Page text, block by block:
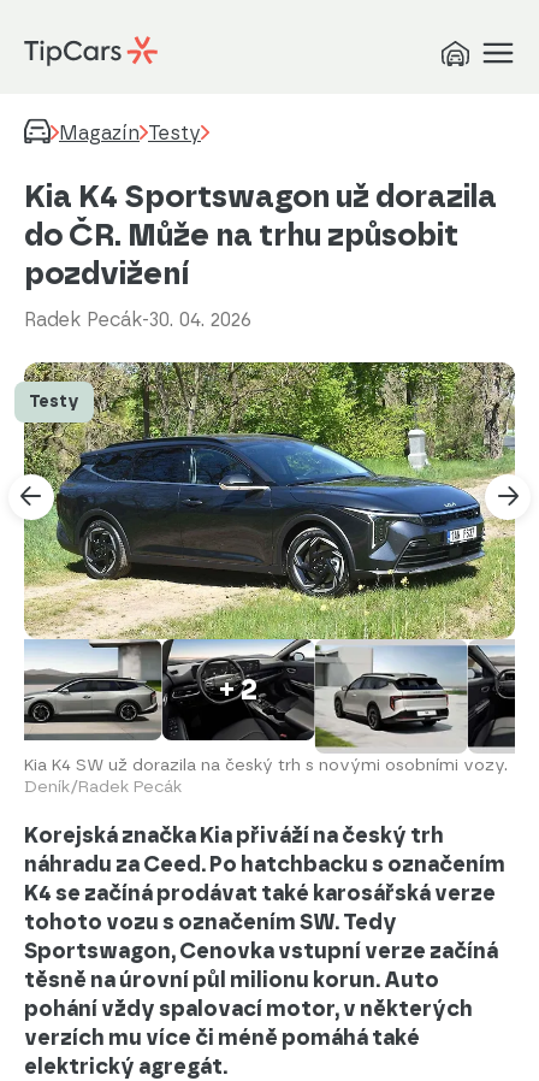
Magazín Testy
Kia K4 Sportswagon už dorazila
do ČR. Může na trhu způsobit
pozdvižení
Radek Pecák-30. 04. 2026
+ 2
Kia K4 SW už dorazila na český trh s novými osobními vozy.
Deník/Radek Pecák
Testy
Korejská značka Kia přiváží na český trh
náhradu za Ceed. Po hatchbacku s označením
K4 se začíná prodávat také karosářská verze
tohoto vozu s označením SW. Tedy
Sportswagon, Cenovka vstupní verze začíná
těsně na úrovní půl milionu korun. Auto
pohání vždy spalovací motor, v některých
verzích mu více či méně pomáhá také
elektrický agregát.